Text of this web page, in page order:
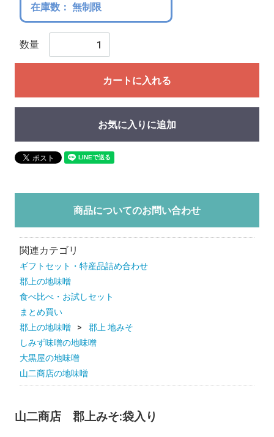
在庫数： 無制限
数量
カートに入れる
お気に入りに追加
商品についてのお問い合わせ
関連カテゴリ
ギフトセット・特産品詰め合わせ
郡上の地味噌
食べ比べ・お試しセット
まとめ買い
郡上の地味噌
郡上 地みそ
しみず味噌の地味噌
大黒屋の地味噌
山二商店の地味噌
山二商店 郡上みそ:袋入り